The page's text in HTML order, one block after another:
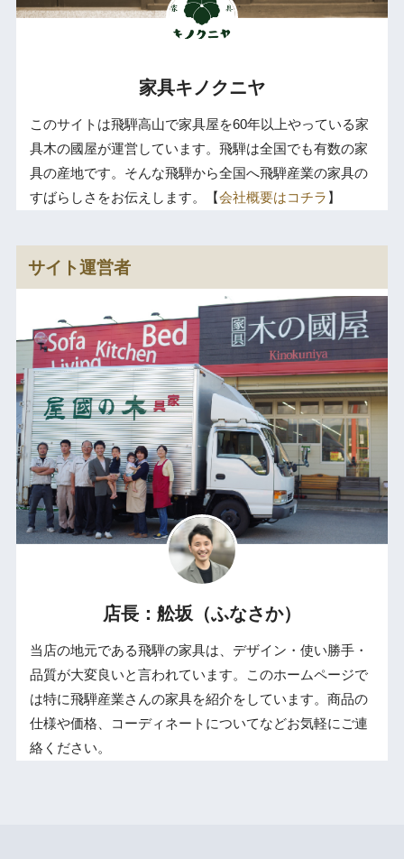
家具キノクニヤ
このサイトは飛騨高山で家具屋を60年以上やっている家
具木の國屋が運営しています。飛騨は全国でも有数の家
具の産地です。そんな飛騨から全国へ飛騨産業の家具の
すばらしさをお伝えします。【会社概要はコチラ 】
サイト運営者
店長：舩坂（ふなさか）
当店の地元である飛騨の家具は、デザイン・使い勝手・
品質が大変良いと言われています。このホームページで
は特に飛騨産業さんの家具を紹介をしています。商品の
仕様や価格、コーディネートについてなどお気軽にご連
絡ください。